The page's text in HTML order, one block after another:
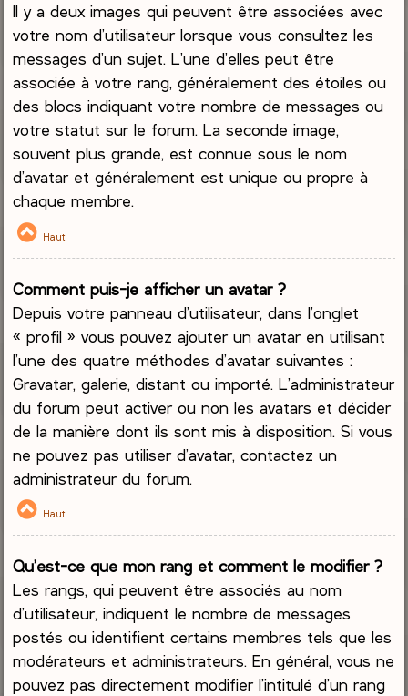
Il y a deux images qui peuvent être associées avec
votre nom d’utilisateur lorsque vous consultez les
messages d’un sujet. L’une d’elles peut être
associée à votre rang, généralement des étoiles ou
des blocs indiquant votre nombre de messages ou
votre statut sur le forum. La seconde image,
souvent plus grande, est connue sous le nom
d’avatar et généralement est unique ou propre à
chaque membre.
Haut
Comment puis-je afficher un avatar ?
Depuis votre panneau d’utilisateur, dans l’onglet
« profil » vous pouvez ajouter un avatar en utilisant
l’une des quatre méthodes d’avatar suivantes :
Gravatar, galerie, distant ou importé. L’administrateur
du forum peut activer ou non les avatars et décider
de la manière dont ils sont mis à disposition. Si vous
ne pouvez pas utiliser d’avatar, contactez un
administrateur du forum.
Haut
Qu’est-ce que mon rang et comment le modifier ?
Les rangs, qui peuvent être associés au nom
d’utilisateur, indiquent le nombre de messages
postés ou identifient certains membres tels que les
modérateurs et administrateurs. En général, vous ne
pouvez pas directement modifier l’intitulé d’un rang